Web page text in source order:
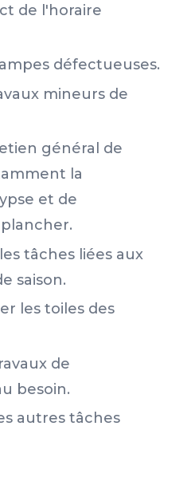
de l'horaire
défectueuses.
mineurs de
général de
la
et de
tâches liées aux
saison.
les toiles des
de
besoin.
autres tâches